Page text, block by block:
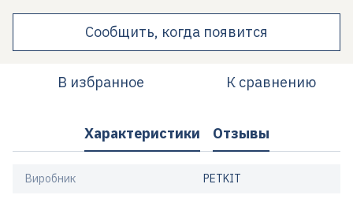
Сообщить, когда появится
В избранное К сравнению
Характеристики Отзывы
Виробник PETKIT